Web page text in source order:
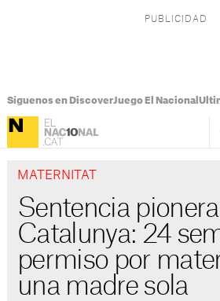
Síguenos en DiscoverJuego El Nacional
MATERNITAT
Sentencia
Catalunya: 24
permiso por
una madre sola